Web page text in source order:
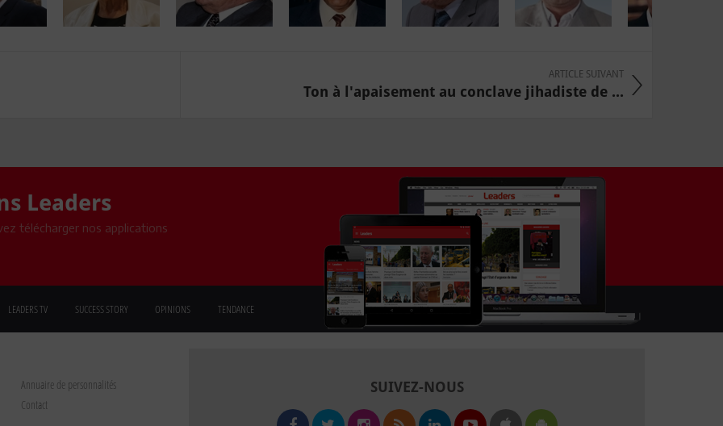
ARTICLE SUIVANT
Ton à l'apaisement au conclave jihadiste de ...
Leaders
télécharger nos applications
LEADERS TV SUCCESS STORY OPINIONS TENDANCE
Annuaire de personnalités
Contact
SUIVEZ-NOUS